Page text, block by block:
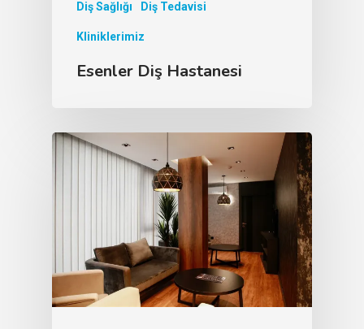
Diş Sağlığı Diş Tedavisi
Kliniklerimiz
Esenler Diş Hastanesi